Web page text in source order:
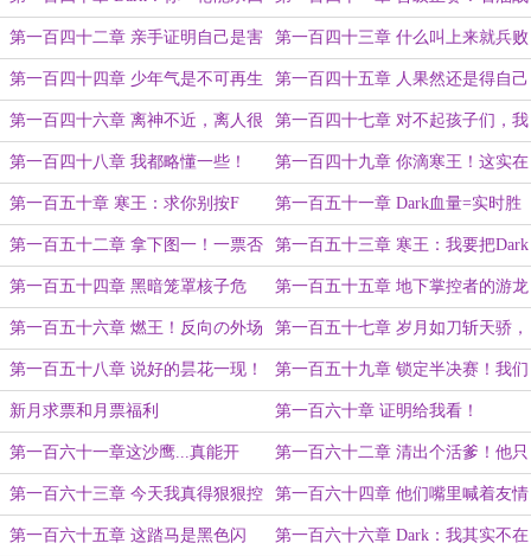
个吗？（二合一） 舰？（二合一万字大章）
第一百四十二章 亲手证明自己是害
虫吗？那很会证明了！（万字）
第一百四十三章 什么叫上来就兵败
如山倒了？（二合一万字大章）
第一百四十四章 少年气是不可再生
之物！（二合一）
第一百四十五章 人果然还是得自己
成全自己啊！（二合一万字）
第一百四十六章 离神不近，离人很
远！（二合一万字大章）
第一百四十七章 对不起孩子们，我
真是锁！（二合一）
第一百四十八章 我都略懂一些！
（二合一）
第一百四十九章 你滴寒王！这实在
是太酷辣！（二合一）
第一百五十章 寒王：求你别按F
了！（感谢小恐龙爱吃鱼的盟主）
第一百五十一章 Dark血量=实时胜
率！（二合一）
第一百五十二章 拿下图一！一票否
决的含金量！（万字大章）
第一百五十三章 寒王：我要把Dark
也打笑！
第一百五十四章 黑暗笼罩核子危
机！
第一百五十五章 地下掌控者的游龙
秀！！！（万字大章）
第一百五十六章 燃王！反向の外场
最速传说！
第一百五十七章 岁月如刀斩天骄，
步枪路上叹妖娆！
第一百五十八章 说好的昙花一现！
搁这一直怒放算什么？
第一百五十九章 锁定半决赛！我们
的Dark在哪里？(求月票)
新月求票和月票福利 第一百六十章 证明给我看！
第一百六十一章这沙鹰...真能开
镜？（小恐龙爱吃鱼盟主加更）求月
票
第一百六十二章 清出个活爹！他只
是单纯的...软了！
第一百六十三章 今天我真得狠狠控
制你了！（大章求月票）
第一百六十四章 他们嘴里喊着友情
啊羁绊啊什么的就冲上来了......
第一百六十五章 这踏马是黑色闪 第一百六十六章 Dark：我其实不在